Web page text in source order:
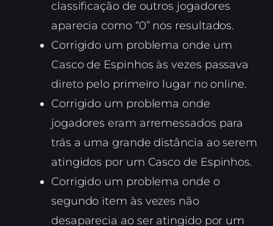
classificação de outros jogadores
aparecia como “0” nos resultados.
Corrigido um problema onde um
Casco de Espinhos às vezes passava
direto pelo primeiro lugar no online.
Corrigido um problema onde
jogadores eram arremessados para
trás a uma grande distância ao serem
atingidos por um Casco de Espinhos.
Corrigido um problema onde o
segundo item às vezes não
desaparecia ao ser atingido por um